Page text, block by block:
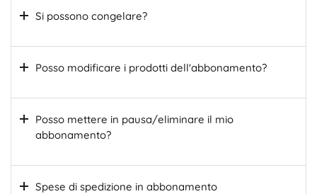
Si possono congelare?
Posso modificare i prodotti dell'abbonamento?
Posso mettere in pausa/eliminare il mio
abbonamento?
Spese di spedizione in abbonamento